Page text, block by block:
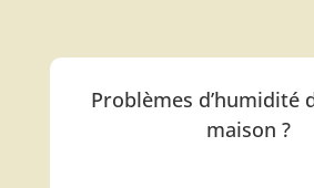
Problèmes d’humidité
maison ?